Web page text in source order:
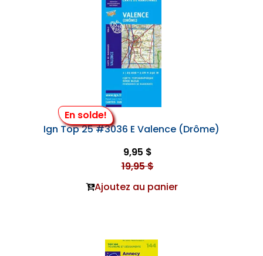
En solde!
Ign Top 25 #3036 E Valence (Drôme)
9,95 $
19,95 $
Ajoutez au panier